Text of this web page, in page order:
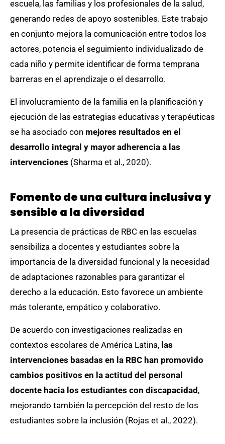
escuela, las familias y los profesionales de la salud,
generando redes de apoyo sostenibles. Este trabajo
en conjunto mejora la comunicación entre todos los
actores, potencia el seguimiento individualizado de
cada niño y permite identificar de forma temprana
barreras en el aprendizaje o el desarrollo.
El involucramiento de la familia en la planificación y
ejecución de las estrategias educativas y terapéuticas
se ha asociado con mejores resultados en el
desarrollo integral y mayor adherencia a las
intervenciones (Sharma et al., 2020).
Fomento de una cultura inclusiva y
sensible a la diversidad
La presencia de prácticas de RBC en las escuelas
sensibiliza a docentes y estudiantes sobre la
importancia de la diversidad funcional y la necesidad
de adaptaciones razonables para garantizar el
derecho a la educación. Esto favorece un ambiente
más tolerante, empático y colaborativo.
De acuerdo con investigaciones realizadas en
contextos escolares de América Latina, las
intervenciones basadas en la RBC han promovido
cambios positivos en la actitud del personal
docente hacia los estudiantes con discapacidad ,
mejorando también la percepción del resto de los
estudiantes sobre la inclusión (Rojas et al., 2022).